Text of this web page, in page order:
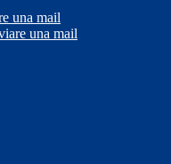
una mail
una mail